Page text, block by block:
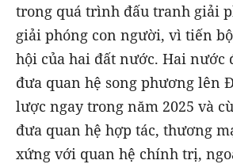
trong quá trình đấu tranh giải
giải phóng con người, vì tiến
hội của hai đất nước. Hai nước
đưa quan hệ song phương lên
lược ngay trong năm 2025 và
đưa quan hệ hợp tác, thương
xứng với quan hệ chính trị,